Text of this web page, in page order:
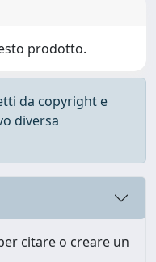
prodotto.
da copyright e
diversa
citare o creare un